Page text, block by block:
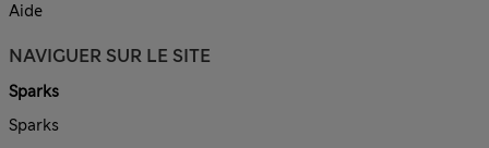
Aide
NAVIGUER SUR LE SITE
Sparks
Sparks